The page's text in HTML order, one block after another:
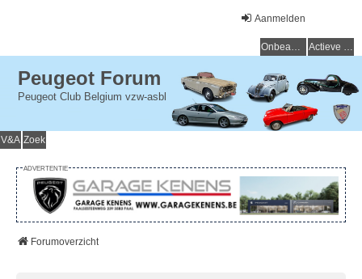
Aanmelden
Onbeantwoorde onderwerpen Actieve onderwerpen
Peugeot Forum
Peugeot Club Belgium vzw-asbl
V&A Zoek
ADVERTENTIE
Forumoverzicht